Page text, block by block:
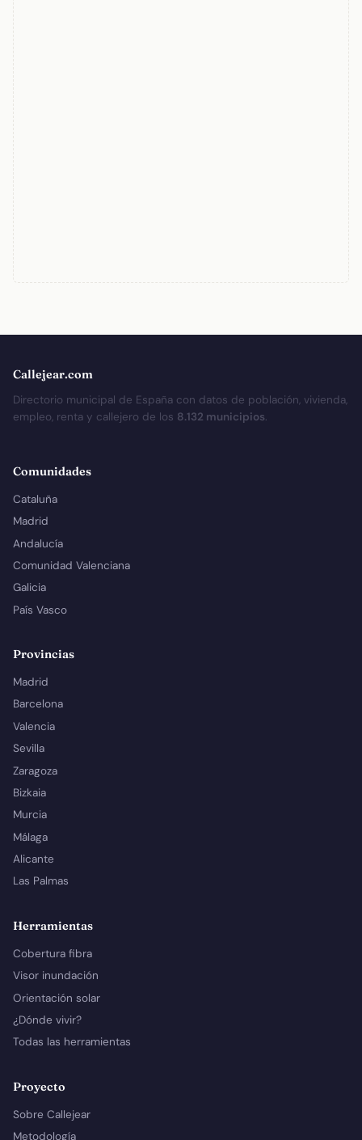
Callejear.com
Directorio municipal de España con datos de población, vivienda,
empleo, renta y callejero de los 8.132 municipios.
Comunidades
Cataluña
Madrid
Andalucía
Comunidad Valenciana
Galicia
País Vasco
Provincias
Madrid
Barcelona
Valencia
Sevilla
Zaragoza
Bizkaia
Murcia
Málaga
Alicante
Las Palmas
Herramientas
Cobertura fibra
Visor inundación
Orientación solar
¿Dónde vivir?
Todas las herramientas
Proyecto
Sobre Callejear
Metodología